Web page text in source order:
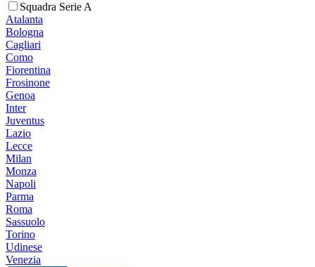
Squadra Serie A
Atalanta
Bologna
Cagliari
Como
Fiorentina
Frosinone
Genoa
Inter
Juventus
Lazio
Lecce
Milan
Monza
Napoli
Parma
Roma
Sassuolo
Torino
Udinese
Venezia